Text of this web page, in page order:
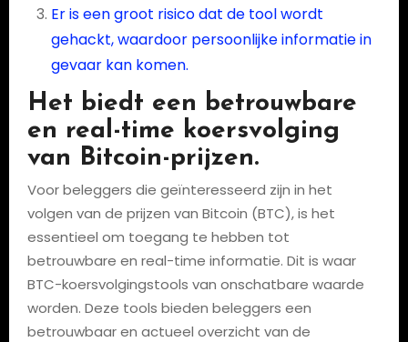
Er is een groot risico dat de tool wordt
gehackt, waardoor persoonlijke informatie in
gevaar kan komen.
Het biedt een betrouwbare
en real-time koersvolging
van Bitcoin-prijzen.
Voor beleggers die geïnteresseerd zijn in het
volgen van de prijzen van Bitcoin (BTC), is het
essentieel om toegang te hebben tot
betrouwbare en real-time informatie. Dit is waar
BTC-koersvolgingstools van onschatbare waarde
worden. Deze tools bieden beleggers een
betrouwbaar en actueel overzicht van de